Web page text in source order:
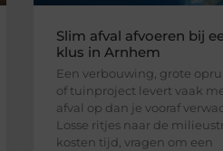
Slim afval afvoeren bij
klus in Arnhem
Een verbouwing, grote
of tuinproject levert vaak
afval op dan je vooraf
Losse ritjes naar de
kosten tijd, vragen om een